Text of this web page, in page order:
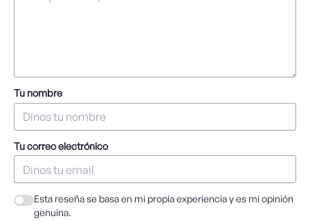
Tu nombre
Tu correo electrónico
Esta reseña se basa en mi propia experiencia y es mi opinión
genuina.